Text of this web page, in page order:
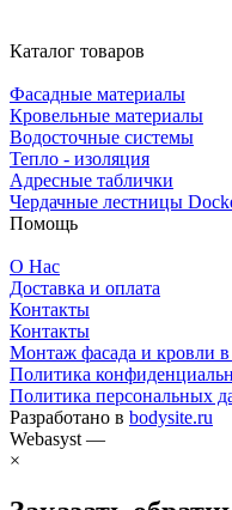
Каталог товаров
Фасадные материалы
Кровельные материалы
Водосточные системы
Тепло - изоляция
Адресные таблички
Чердачные лестницы
Помощь
О Нас
Доставка и оплата
Контакты
Контакты
Монтаж фасада и кровли в
Политика
Политика персональных
Разработано в bodysite.ru
Webasyst —
×